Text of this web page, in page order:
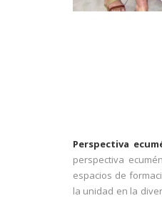
Perspectiva
perspectiva
espacios de
la unidad en la